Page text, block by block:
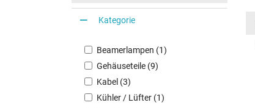
Kategorie
Beamerlampen (1)
Gehäuseteile (9)
Kabel (3)
Kühler / Lüfter (1)